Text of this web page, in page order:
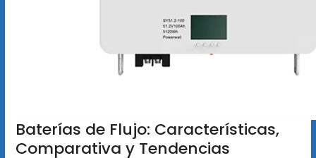
Baterías de Flujo: Características,
Comparativa y Tendencias